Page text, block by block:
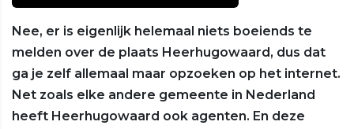
Nee, er is eigenlijk helemaal niets boeiends te
melden over de plaats Heerhugowaard, dus dat
ga je zelf allemaal maar opzoeken op het internet.
Net zoals elke andere gemeente in Nederland
heeft Heerhugowaard ook agenten. En deze